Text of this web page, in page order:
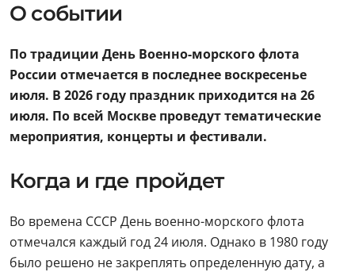
О событии
По традиции День Военно-морского флота
России отмечается в последнее воскресенье
июля. В 2026 году праздник приходится на 26
июля. По всей Москве проведут тематические
мероприятия, концерты и фестивали.
Когда и где пройдет
Во времена СССР День военно-морского флота
отмечался каждый год 24 июля. Однако в 1980 году
было решено не закреплять определенную дату, а